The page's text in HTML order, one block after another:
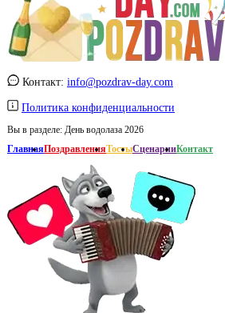
Контакт: info@pozdrav-day.com
Политика конфиденциальности
Вы в разделе: День водолаза 2026
ГлавнаяПоздравленияТостыСценарииКонтакт